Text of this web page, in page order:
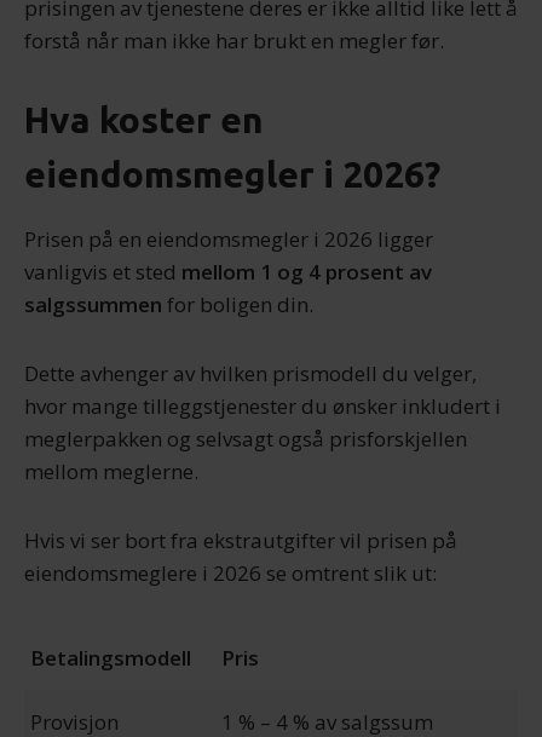
prisingen av tjenestene deres er ikke alltid like lett å
forstå når man ikke har brukt en megler før.
Hva koster en
eiendomsmegler i 2026?
Prisen på en eiendomsmegler i 2026 ligger
vanligvis et sted mellom 1 og 4 prosent av
salgssummen for boligen din.
Dette avhenger av hvilken prismodell du velger,
hvor mange tilleggstjenester du ønsker inkludert i
meglerpakken og selvsagt også prisforskjellen
mellom meglerne.
Hvis vi ser bort fra ekstrautgifter vil prisen på
eiendomsmeglere i 2026 se omtrent slik ut:
Betalingsmodell Pris
Provisjon 1 % – 4 % av salgssum